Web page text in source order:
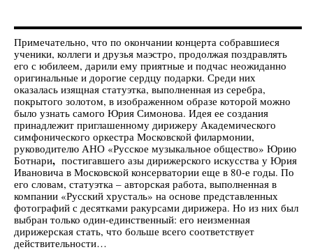
Примечательно, что по окончании концерта собравшиеся
ученики, коллеги и друзья маэстро, продолжая поздравлять
его с юбилеем, дарили ему приятные и подчас неожиданно
оригинальные и дорогие сердцу подарки. Среди них
оказалась изящная статуэтка, выполненная из серебра,
покрытого золотом, в изображенном образе которой можно
было узнать самого Юрия Симонова. Идея ее создания
принадлежит приглашенному дирижеру Академического
симфонического оркестра Московской филармонии,
руководителю АНО «Русское музыкальное общество» Юрию
Ботнари, постигавшего азы дирижерского искусства у Юрия
Ивановича в Московской консерватории еще в 80-е годы. По
его словам, статуэтка – авторская работа, выполненная в
компании «Русский хрусталь» на основе представленных
фотографий с десятками ракурсами дирижера. Но из них был
выбран только один-единственный: его неизменная
дирижерская стать, что больше всего соответствует
действительности…